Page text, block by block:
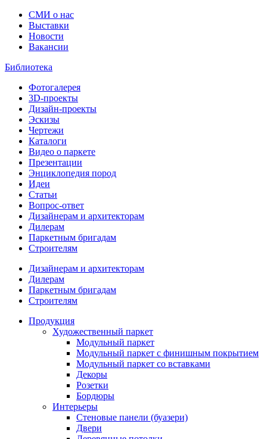
СМИ о нас
Выставки
Новости
Вакансии
Библиотека
Фотогалерея
3D-проекты
Дизайн-проекты
Эскизы
Чертежи
Каталоги
Видео о паркете
Презентации
Энциклопедия пород
Идеи
Статьи
Вопрос-ответ
Дизайнерам и архитекторам
Дилерам
Паркетным бригадам
Строителям
Дизайнерам и архитекторам
Дилерам
Паркетным бригадам
Строителям
Продукция
Художественный паркет
Модульный паркет
Модульный паркет с финишным покрытием
Модульный паркет со вставками
Декоры
Розетки
Бордюры
Интерьеры
Стеновые панели (буазери)
Двери